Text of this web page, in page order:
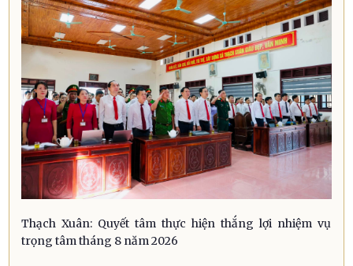
Thạch Xuân: Quyết tâm thực hiện thắng lợi nhiệm vụ
trọng tâm tháng 8 năm 2026